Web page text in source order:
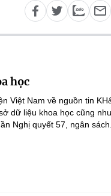
học
Việt Nam về nguồn tin
dữ liệu khoa học cũng
Nghị quyết 57, ngân